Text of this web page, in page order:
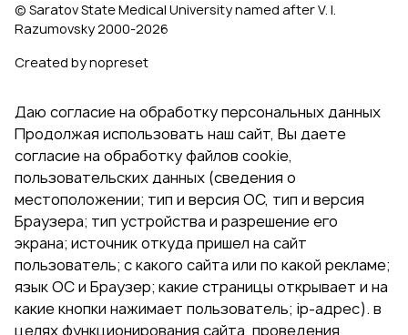
© Saratov State Medical University named after V. I.
Razumovsky 2000‑2026
Created by nopreset
Даю согласие на обработку персональных данных
Продолжая использовать наш сайт, Вы даете
согласие на обработку файлов cookie,
пользовательских данных (сведения о
местоположении; тип и версия ОС, тип и версия
Браузера; тип устройства и разрешение его
экрана; источник откуда пришел на сайт
пользователь; с какого сайта или по какой рекламе;
язык ОС и Браузер; какие страницы открывает и на
какие кнопки нажимает пользователь; ip-адрес). в
целях функционирования сайта, проведения